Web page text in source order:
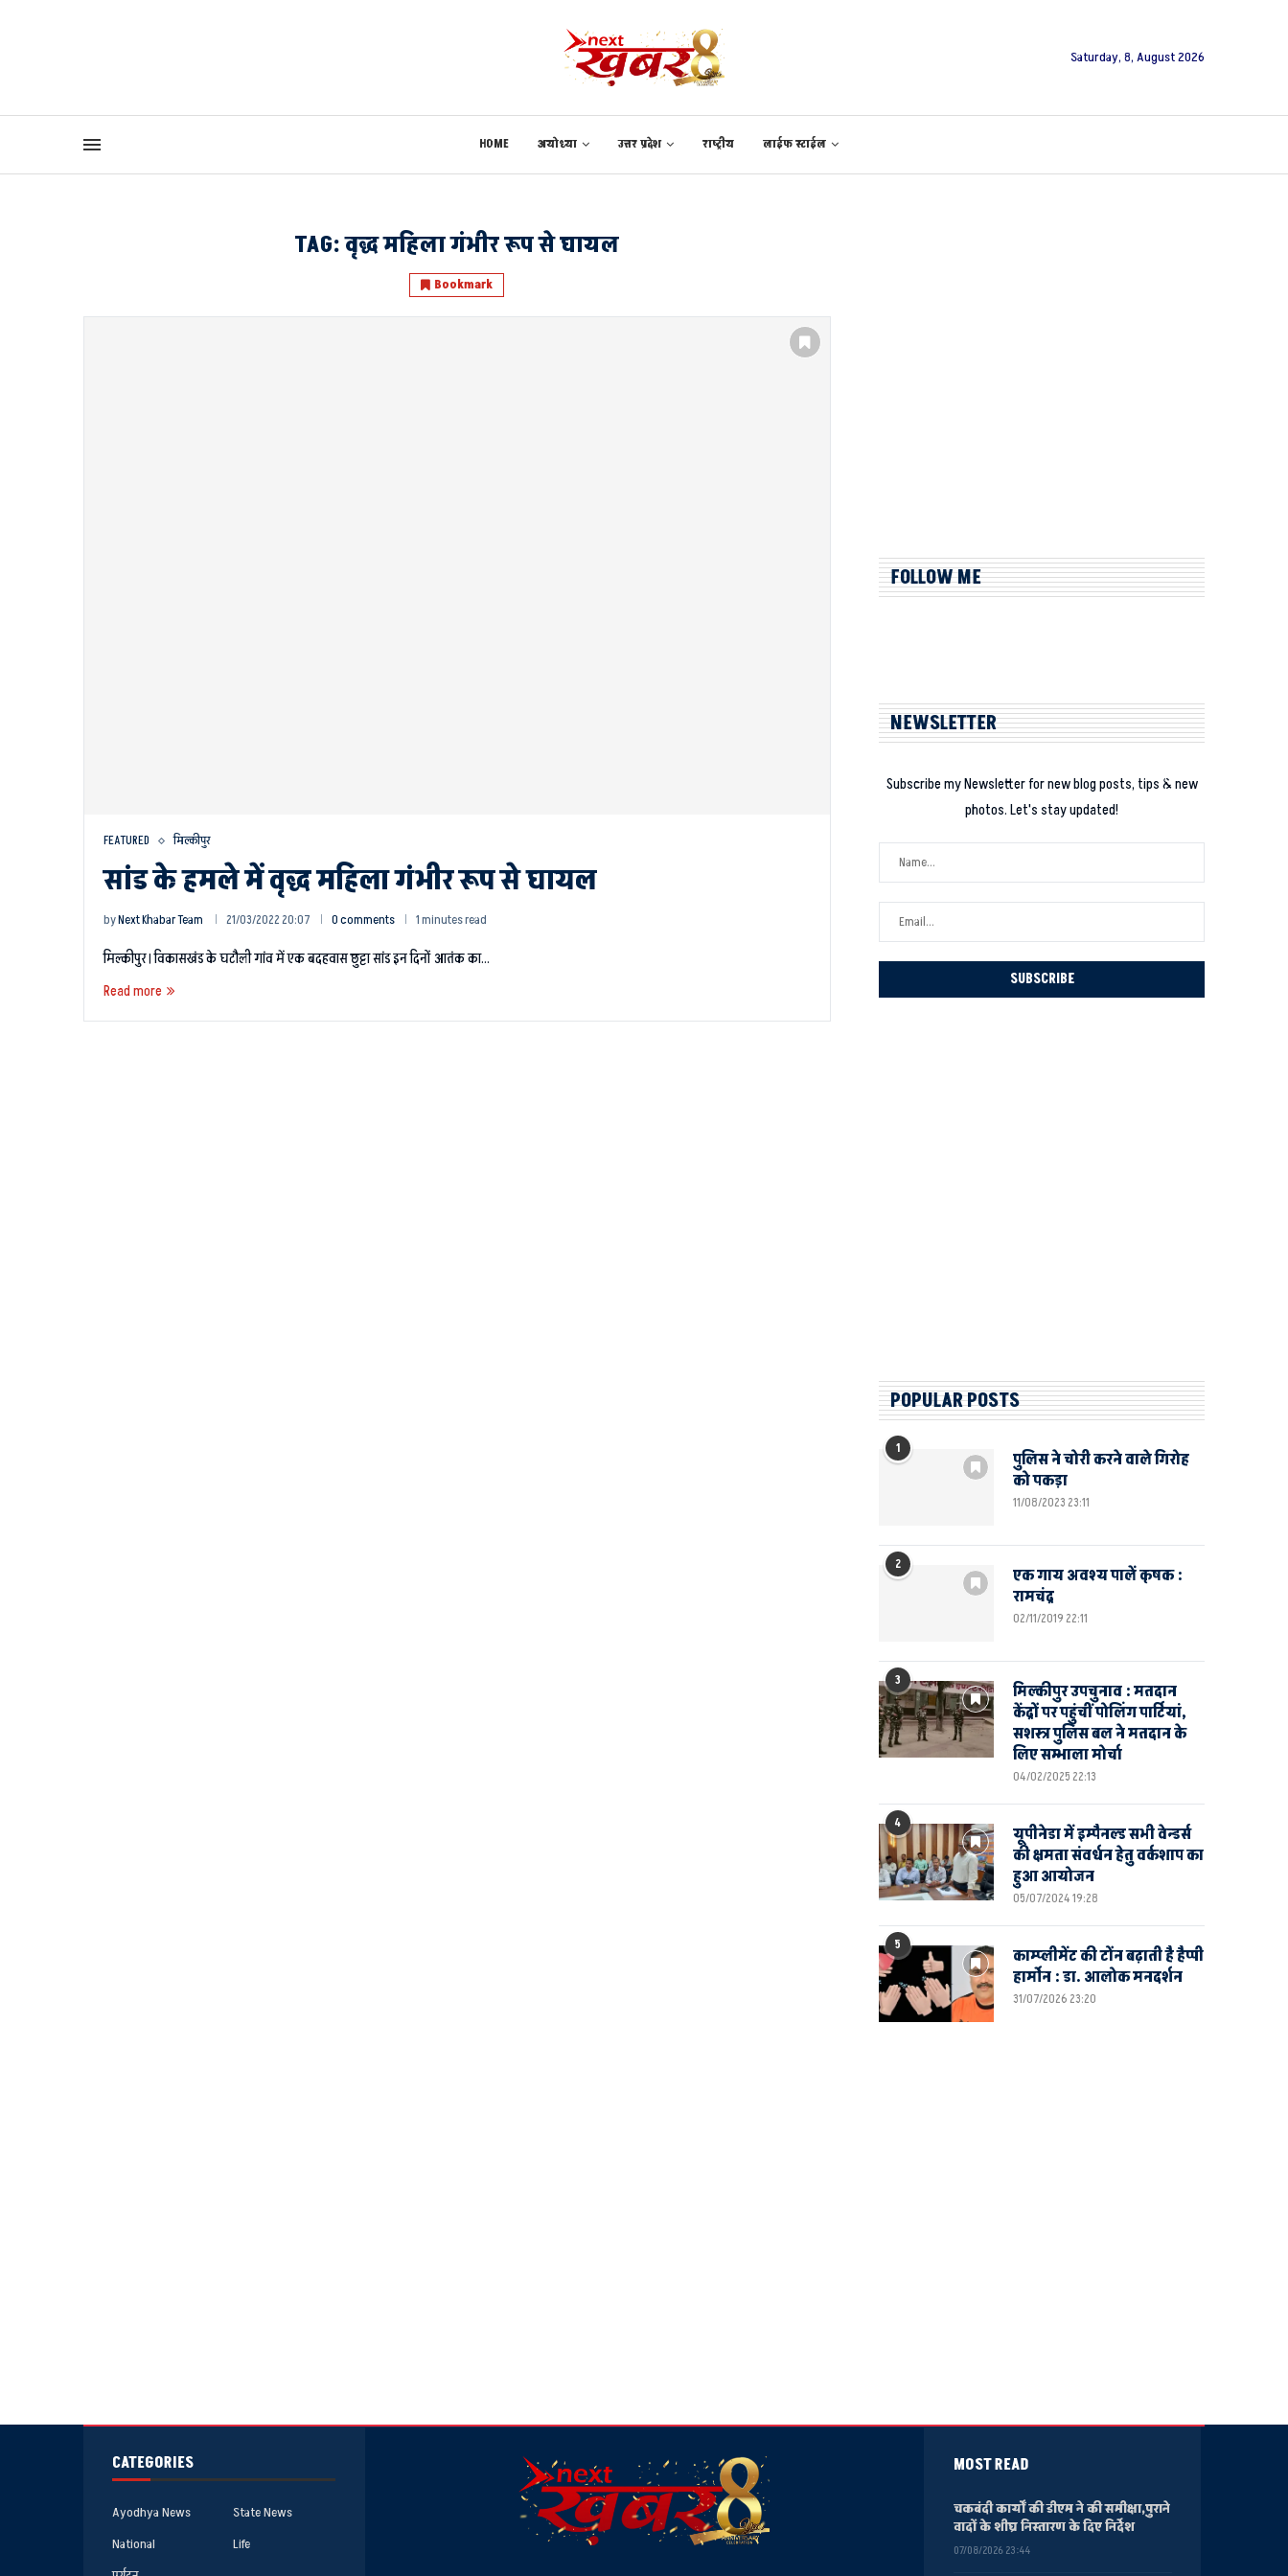
Saturday, 8, August 2026
HOME अयोध्या उत्तर प्रदेश राष्ट्रीय लाईफ स्टाईल
TAG:वृद्ध महिला गंभीर रूप से घायल
Bookmark
FEATURED मिल्कीपुर
सांड के हमले में वृद्ध महिला गंभीर रूप से घायल
byNext Khabar Team 21/03/2022 20:07 0 comments 1 minutes read
मिल्कीपुर। विकासखंड के घटौली गांव में एक बदहवास छुट्टा सांड इन दिनों आतंक का…
Read more
FOLLOW ME
NEWSLETTER
Subscribe my Newsletter for new blog posts, tips & new
photos. Let's stay updated!
POPULAR POSTS
1
पुलिस ने चोरी करने वाले गिरोह
को पकड़ा
11/08/2023 23:11
2
एक गाय अवश्य पालें कृषक :
रामचंद्र
02/11/2019 22:11
3
मिल्कीपुर उपचुनाव : मतदान
केंद्रों पर पहुंचीं पोलिंग पार्टियां,
सशस्त्र पुलिस बल ने मतदान के
लिए सम्भाला मोर्चा
04/02/2025 22:13
4
यूपीनेडा में इम्पैनल्ड सभी वेन्डर्स
की क्षमता संवर्धन हेतु वर्कशाप का
हुआ आयोजन
05/07/2024 19:28
5
काम्प्लीमेंट की टोंन बढ़ाती है हैप्पी
हार्मोन : डा. आलोक मनदर्शन
31/07/2026 23:20
CATEGORIES
Ayodhya News
State News
National
Life
MOST READ
चकबंदी कार्यों की डीएम ने की समीक्षा,पुराने
वादों के शीघ्र निस्तारण के दिए निर्देश
07/08/2026 23:44